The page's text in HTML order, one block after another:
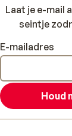
Laat je e-mail
seintje
E-mailadres
Houd